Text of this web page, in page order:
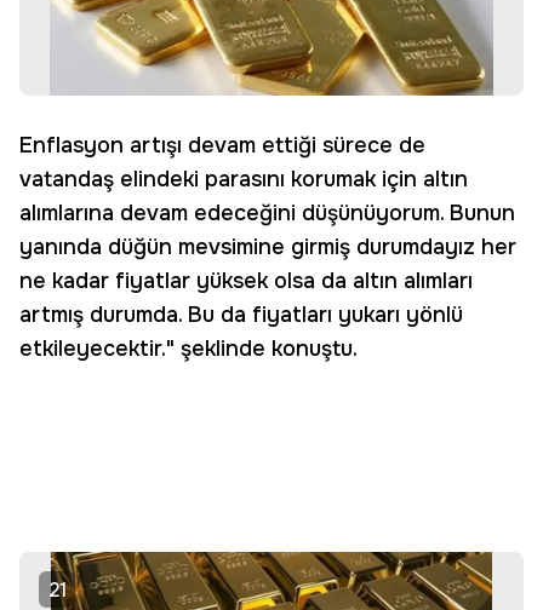
Enflasyon artışı devam ettiği sürece de
vatandaş elindeki parasını korumak için altın
alımlarına devam edeceğini düşünüyorum. Bunun
yanında düğün mevsimine girmiş durumdayız her
ne kadar fiyatlar yüksek olsa da altın alımları
artmış durumda. Bu da fiyatları yukarı yönlü
etkileyecektir." şeklinde konuştu.
21